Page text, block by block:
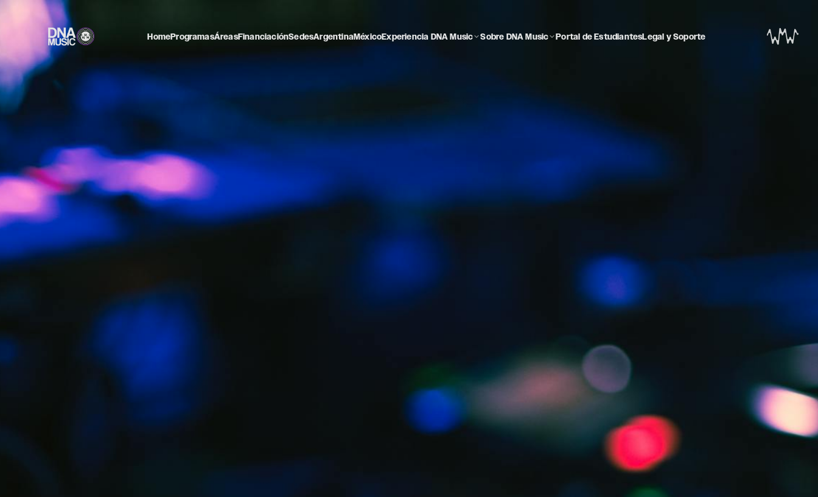
HomeProgramasÁreasFinanciaciónSedesArgentinaMéxicoExperiencia DNA Music Sobre DNA Music Portal de EstudiantesLegal y Soporte